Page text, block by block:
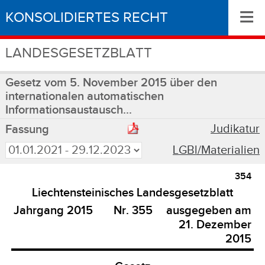
KONSOLIDIERTES RECHT
LANDESGESETZBLATT
≡
Gesetz vom 5. November 2015 über den
internationalen automatischen
Informationsaustausch...
Fassung
Judikatur
LGBl/Materialien